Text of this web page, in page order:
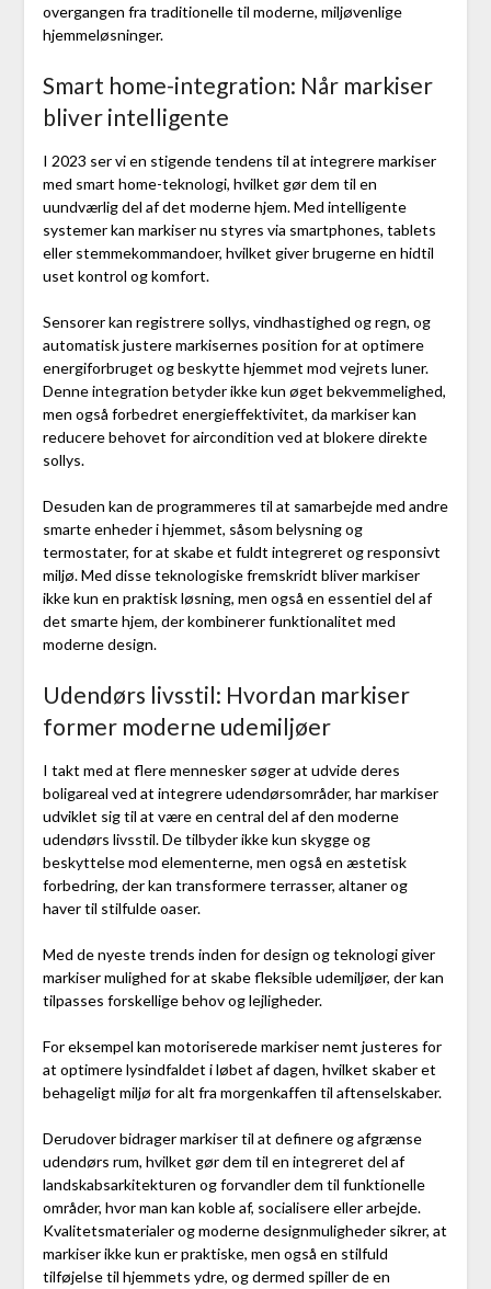
overgangen fra traditionelle til moderne, miljøvenlige
hjemmeløsninger.
Smart home-integration: Når markiser
bliver intelligente
I 2023 ser vi en stigende tendens til at integrere markiser
med smart home-teknologi, hvilket gør dem til en
uundværlig del af det moderne hjem. Med intelligente
systemer kan markiser nu styres via smartphones, tablets
eller stemmekommandoer, hvilket giver brugerne en hidtil
uset kontrol og komfort.
Sensorer kan registrere sollys, vindhastighed og regn, og
automatisk justere markisernes position for at optimere
energiforbruget og beskytte hjemmet mod vejrets luner.
Denne integration betyder ikke kun øget bekvemmelighed,
men også forbedret energieffektivitet, da markiser kan
reducere behovet for aircondition ved at blokere direkte
sollys.
Desuden kan de programmeres til at samarbejde med andre
smarte enheder i hjemmet, såsom belysning og
termostater, for at skabe et fuldt integreret og responsivt
miljø. Med disse teknologiske fremskridt bliver markiser
ikke kun en praktisk løsning, men også en essentiel del af
det smarte hjem, der kombinerer funktionalitet med
moderne design.
Udendørs livsstil: Hvordan markiser
former moderne udemiljøer
I takt med at flere mennesker søger at udvide deres
boligareal ved at integrere udendørsområder, har markiser
udviklet sig til at være en central del af den moderne
udendørs livsstil. De tilbyder ikke kun skygge og
beskyttelse mod elementerne, men også en æstetisk
forbedring, der kan transformere terrasser, altaner og
haver til stilfulde oaser.
Med de nyeste trends inden for design og teknologi giver
markiser mulighed for at skabe fleksible udemiljøer, der kan
tilpasses forskellige behov og lejligheder.
For eksempel kan motoriserede markiser nemt justeres for
at optimere lysindfaldet i løbet af dagen, hvilket skaber et
behageligt miljø for alt fra morgenkaffen til aftenselskaber.
Derudover bidrager markiser til at definere og afgrænse
udendørs rum, hvilket gør dem til en integreret del af
landskabsarkitekturen og forvandler dem til funktionelle
områder, hvor man kan koble af, socialisere eller arbejde.
Kvalitetsmaterialer og moderne designmuligheder sikrer, at
markiser ikke kun er praktiske, men også en stilfuld
tilføjelse til hjemmets ydre, og dermed spiller de en